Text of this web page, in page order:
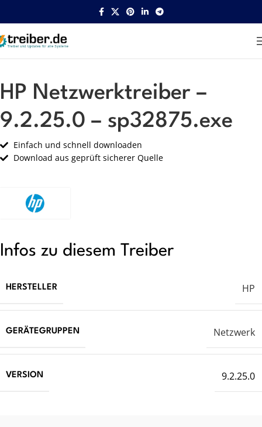
Startseite HP Netzwerk
HP Netzwerktreiber –
9.2.25.0 – sp32875.exe
Einfach und schnell downloaden
Download aus geprüft sicherer Quelle
Infos zu diesem Treiber
HERSTELLER HP
GERÄTEGRUPPEN Netzwerk
VERSION 9.2.25.0